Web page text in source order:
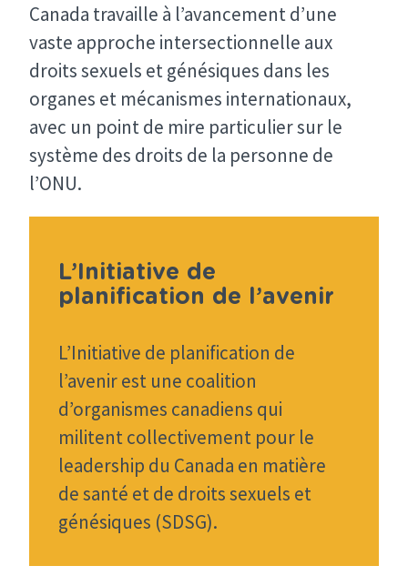
Canada travaille à l’avancement d’une
vaste approche intersectionnelle aux
droits sexuels et génésiques dans les
organes et mécanismes internationaux,
avec un point de mire particulier sur le
système des droits de la personne de
l’ONU.
L’Initiative de
planification de l’avenir
L’Initiative de planification de
l’avenir est une coalition
d’organismes canadiens qui
militent collectivement pour le
leadership du Canada en matière
de santé et de droits sexuels et
génésiques (SDSG).